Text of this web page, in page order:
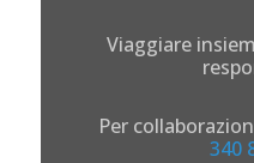
Viaggiare
Per
340